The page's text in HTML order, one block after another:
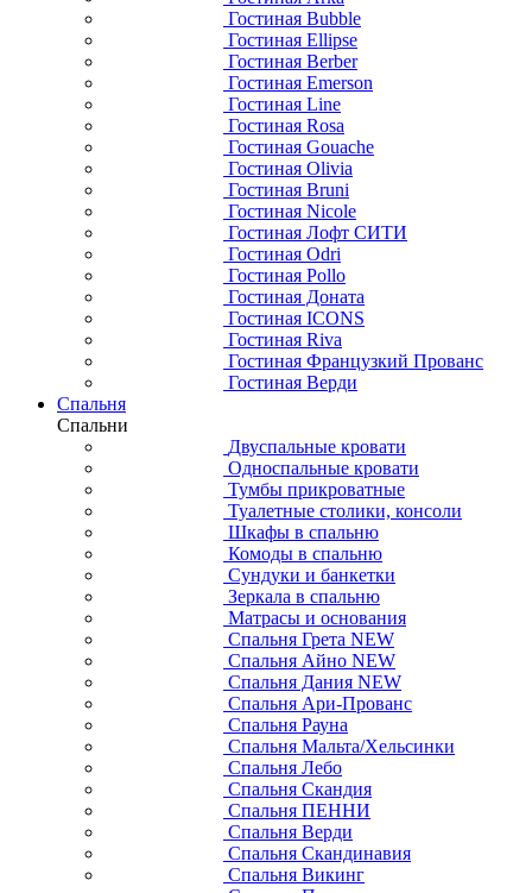
Гостиная Bubble
Гостиная Ellipse
Гостиная Berber
Гостиная Emerson
Гостиная Line
Гостиная Rosa
Гостиная Gouache
Гостиная Olivia
Гостиная Bruni
Гостиная Nicole
Гостиная Лофт СИТИ
Гостиная Odri
Гостиная Pollo
Гостиная Доната
Гостиная ICONS
Гостиная Riva
Гостиная Французкий Прованс
Гостиная Верди
Спальня
Спальни
Двуспальные кровати
Односпальные кровати
Тумбы прикроватные
Туалетные столики, консоли
Шкафы в спальню
Комоды в спальню
Сундуки и банкетки
Зеркала в спальню
Матрасы и основания
Спальня Грета NEW
Спальня Айно NEW
Спальня Дания NEW
Спальня Ари-Прованс
Спальня Рауна
Спальня Мальта/Хельсинки
Спальня Лебо
Спальня Скандия
Спальня ПЕННИ
Спальня Верди
Спальня Скандинавия
Спальня Викинг